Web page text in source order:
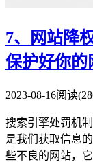
7、网站降
保护好你的
2023-08-16阅读
搜索引擎处罚机
是我们获取信息
些不良的网站，